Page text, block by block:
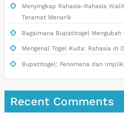
Menyingkap Rahasia-Rahasia
Teramat Menarik
Bagaimana Bupatitogel
Mengenal Togel Kuda: Rahasia di
Bupatitogel: Fenomena dan
Recent Comments